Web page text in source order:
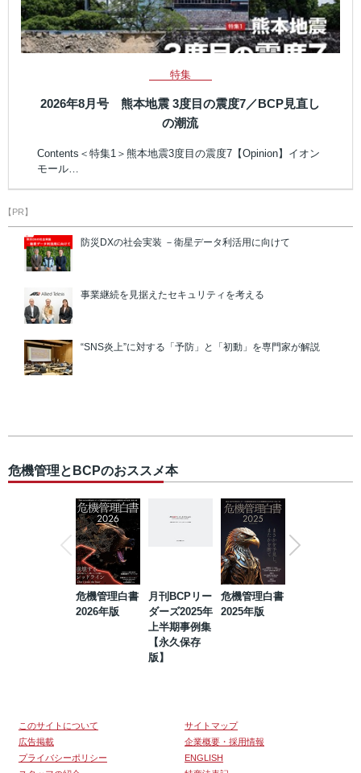
特集
2026年8月号 熊本地震 3度目の震度7／BCP見直し
の潮流
Contents＜特集1＞熊本地震3度目の震度7【Opinion】イオン
モール…
【PR】
防災DXの社会実装 －衛星データ利活用に向けて
事業継続を見据えたセキュリティを考える
“SNS炎上”に対する「予防」と「初動」を専門家が解説
危機管理とBCPのおススメ本
危機管理白書
2026年版
月刊BCPリー
ダーズ2025年
上半期事例集
【永久保存
版】
危機管理白書
2025年版
このサイトについて
サイトマップ
広告掲載
企業概要・採用情報
プライバシーポリシー
ENGLISH